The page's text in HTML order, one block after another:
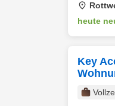
heute
Key